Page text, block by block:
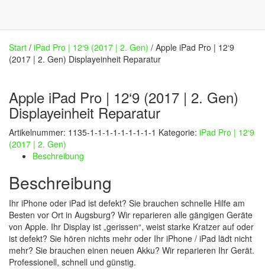
Start / iPad Pro | 12‘9 (2017 | 2. Gen) / Apple iPad Pro | 12‘9
(2017 | 2. Gen) Displayeinheit Reparatur
Apple iPad Pro | 12‘9 (2017 | 2. Gen)
Displayeinheit Reparatur
Artikelnummer: 1135-1-1-1-1-1-1-1-1-1 Kategorie: iPad Pro | 12‘9
(2017 | 2. Gen)
Beschreibung
Beschreibung
Ihr iPhone oder iPad ist defekt? Sie brauchen schnelle Hilfe am
Besten vor Ort in Augsburg? Wir reparieren alle gängigen Geräte
von Apple. Ihr Display ist „gerissen“, weist starke Kratzer auf oder
ist defekt? Sie hören nichts mehr oder Ihr iPhone / iPad lädt nicht
mehr? Sie brauchen einen neuen Akku? Wir reparieren Ihr Gerät.
Professionell, schnell und günstig.